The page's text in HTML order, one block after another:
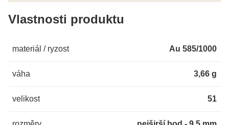
Vlastnosti produktu
materiál / ryzost Au 585/1000
váha 3,66 g
velikost 51